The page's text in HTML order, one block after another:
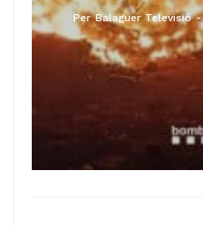
Per Balaguer Televisió